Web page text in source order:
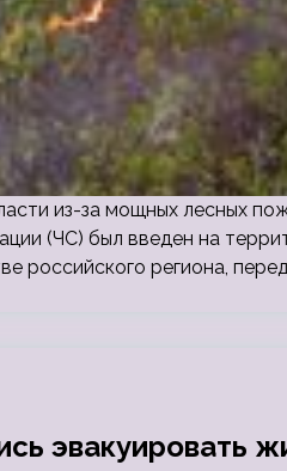
из-за мощных лесных
(ЧС) был введен на
российского региона,
эвакуировать